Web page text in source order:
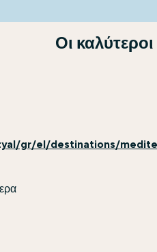
Οι
gr/el/destinations/